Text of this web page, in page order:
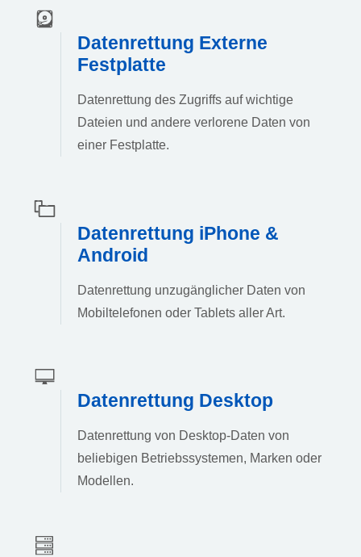
Datenrettung Externe
Festplatte
Datenrettung des Zugriffs auf wichtige
Dateien und andere verlorene Daten von
einer Festplatte.
Datenrettung iPhone &
Android
Datenrettung unzugänglicher Daten von
Mobiltelefonen oder Tablets aller Art.
Datenrettung Desktop
Datenrettung von Desktop-Daten von
beliebigen Betriebssystemen, Marken oder
Modellen.